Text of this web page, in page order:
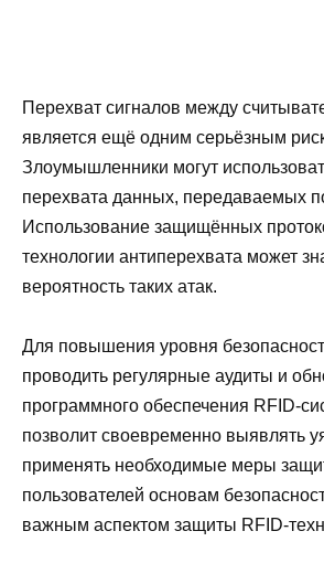
Перехват сигналов между
является ещё одним серьёзным
Злоумышленники могут
перехвата данных, передаваемых
Использование защищённых
технологии антиперехвата может
вероятность таких атак.
Для повышения уровня
проводить регулярные аудиты и
программного обеспечения RFID-
позволит своевременно выявлять
применять необходимые меры
пользователей основам
важным аспектом защиты RFID-